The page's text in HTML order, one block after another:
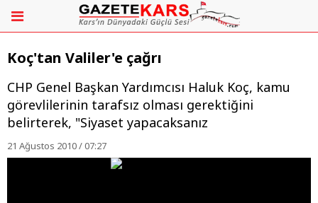
Koç'tan Valiler'e çağrı
CHP Genel Başkan Yardımcısı Haluk Koç, kamu
görevlilerinin tarafsız olması gerektiğini
belirterek, "Siyaset yapacaksanız
21 Ağustos 2010 / 07:27